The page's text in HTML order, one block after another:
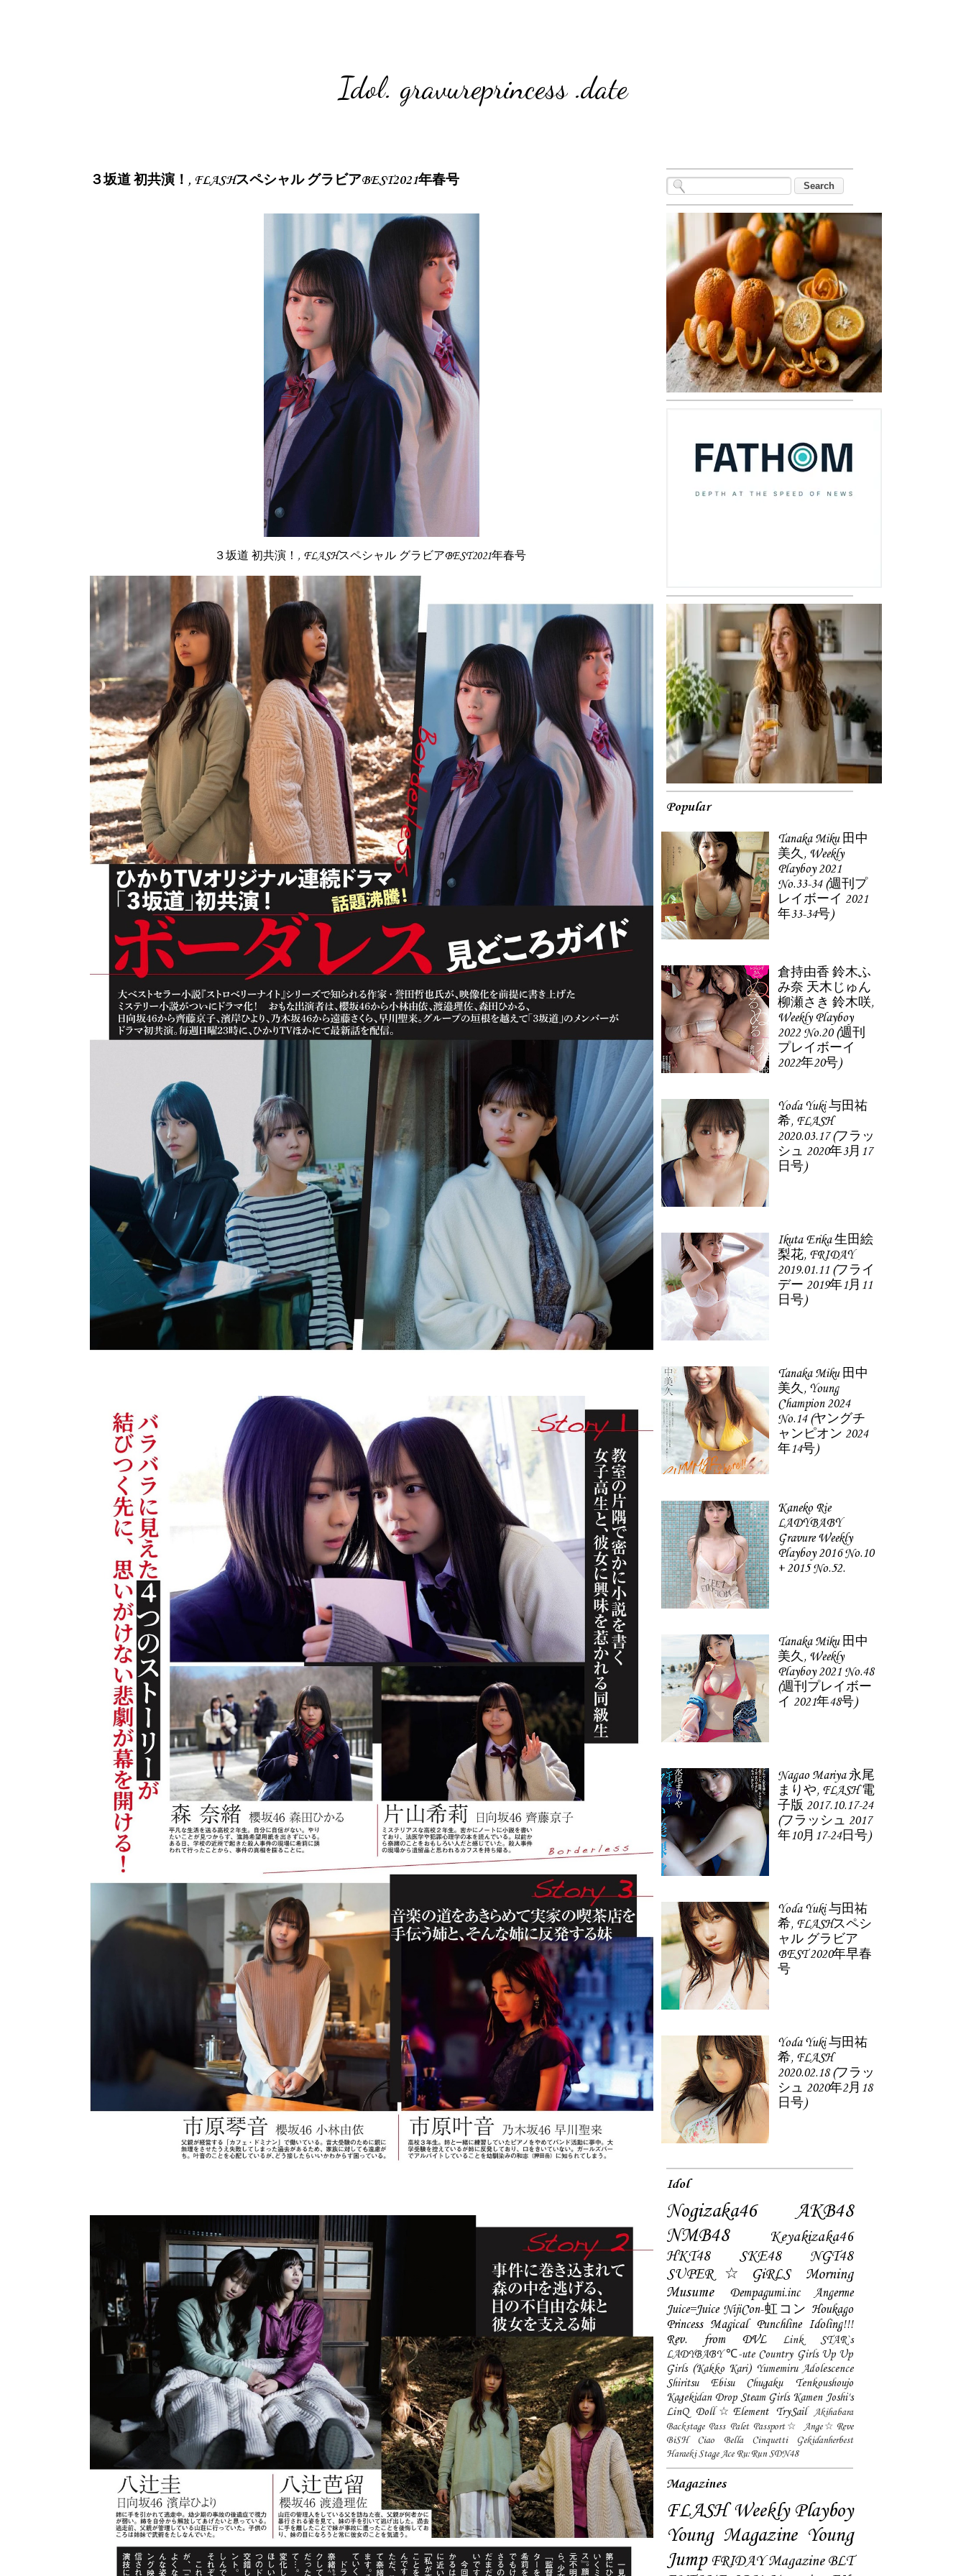
Idol. gravureprincess .date
３坂道 初共演！, FLASHスペシャル グラビアBEST2021年春号
３坂道 初共演！, FLASHスペシャル グラビアBEST2021年春号
Popular
Tanaka Miku 田中
美久, Weekly
Playboy 2021
No.33-34 (週刊プ
レイボーイ 2021
年33-34号)
倉持由香 鈴木ふ
み奈 天木じゅん
柳瀬さき 鈴木咲,
Weekly Playboy
2022 No.20 (週刊
プレイボーイ
2022年20号)
Yoda Yuki 与田祐
希, FLASH
2020.03.17 (フラッ
シュ 2020年3月17
日号)
Ikuta Erika 生田絵
梨花, FRIDAY
2019.01.11 (フライ
デー 2019年1月11
日号)
Tanaka Miku 田中
美久, Young
Champion 2024
No.14 (ヤングチ
ャンピオン 2024
年14号)
Kaneko Rie
LADYBABY
Gravure Weekly
Playboy 2016 No.10
+ 2015 No.52.
Tanaka Miku 田中
美久, Weekly
Playboy 2021 No.48
(週刊プレイボー
イ 2021年48号)
Nagao Mariya 永尾
まりや, FLASH 電
子版 2017.10.17-24
(フラッシュ 2017
年10月17-24日号)
Yoda Yuki 与田祐
希, FLASHスペシ
ャル グラビア
BEST 2020年早春
号
Yoda Yuki 与田祐
希, FLASH
2020.02.18 (フラッ
シュ 2020年2月18
日号)
Idol
Nogizaka46
AKB48
NMB48
Keyakizaka46
HKT48
SKE48
NGT48
SUPER☆GiRLS
Morning
Musume
Dempagumi.inc
Angerme
Juice=Juice NijiCon-虹コン Houkago
Princess Magical Punchline Idoling!!!
Rev. from DVL
Link STAR`s
LADYBABY ℃-ute Country Girls Up Up
Girls (Kakko Kari) Yumemiru Adolescence
Shiritsu Ebisu Chugaku
Tenkoushoujo
Kagekidan Drop Steam Girls Kamen Joshi's
LinQ Doll☆Element TrySail
Akihabara
Backstage Pass Palet Passport☆
Ange☆Reve
BiSH
Ciao Bella Cinquetti
Gekidanherbest
Haraeki Stage Ace Ru:Run SDN48
Magazines
FLASH Weekly Playboy
Young Magazine Young
Jump FRIDAY Magazine BLT